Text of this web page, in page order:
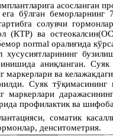
асосланган
бўлган
солувчи
(КТР) ва
normal оралиғида
хусусиятларининг
аниқланган.
маркерлари ва
Суяк
маркерлари
профилактик ва
соматик
денситометрия.